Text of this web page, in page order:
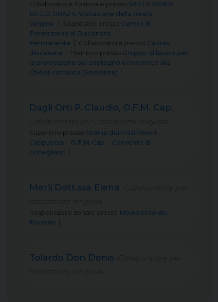
Collaboratore Pastorale presso SANTA MARIA
DELLE GRAZIE Visitazione della Beata
Vergine
Segretario presso Centro di
Formazione al Diaconato
Permanente
Collaboratore presso Caritas
diocesana
Membro presso Gruppo di lavoro per
la promozione del sostegno economico alla
Chiesa cattolica (Sovvenire)
Dagli Orti P. Claudio, O.F.M. Cap.
Superiore presso Ordine dei Frati Minori
Cappuccini – O.F.M. Cap. – Convento di
Conegliano
Merli Dott.ssa Elena
Responsabile zonale presso Movimento dei
Focolari
Tolardo Don Denis